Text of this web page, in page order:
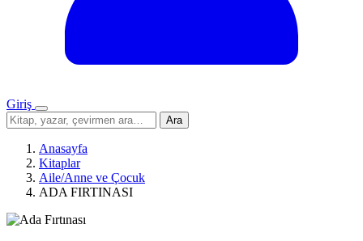
Giriş
Menü
Sitede
ara
Ara
Anasayfa
Kitaplar
Aile/Anne ve Çocuk
ADA FIRTINASI